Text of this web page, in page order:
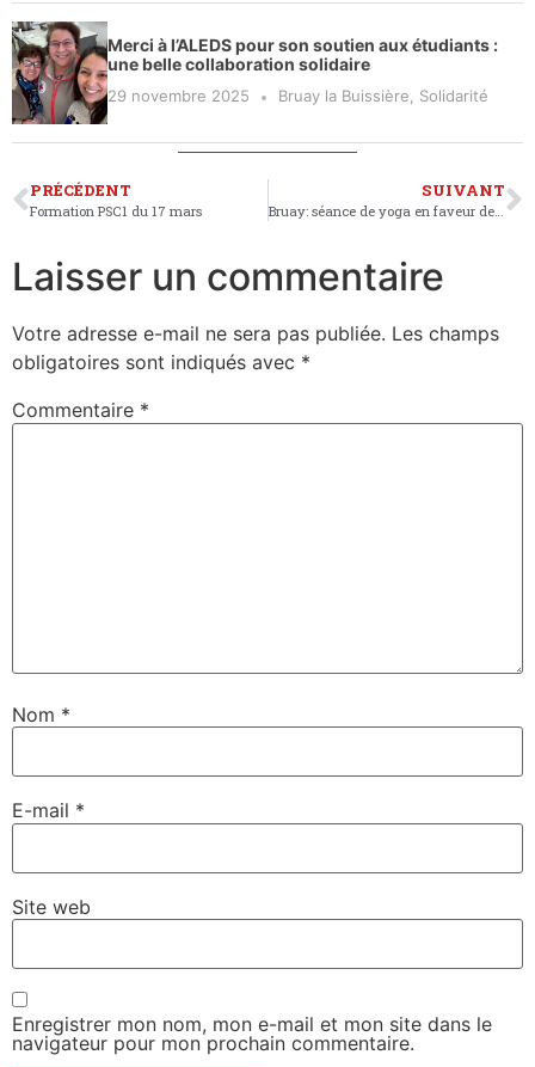
Merci à l’ALEDS pour son soutien aux étudiants :
une belle collaboration solidaire
29 novembre 2025 Bruay la Buissière, Solidarité
PRÉCÉDENT
Formation PSC1 du 17 mars
SUIVANT
Bruay: séance de yoga en faveur de l’Ukraine
Laisser un commentaire
Votre adresse e-mail ne sera pas publiée. Les champs
obligatoires sont indiqués avec *
Commentaire *
Nom *
E-mail *
Site web
Enregistrer mon nom, mon e-mail et mon site dans le
navigateur pour mon prochain commentaire.